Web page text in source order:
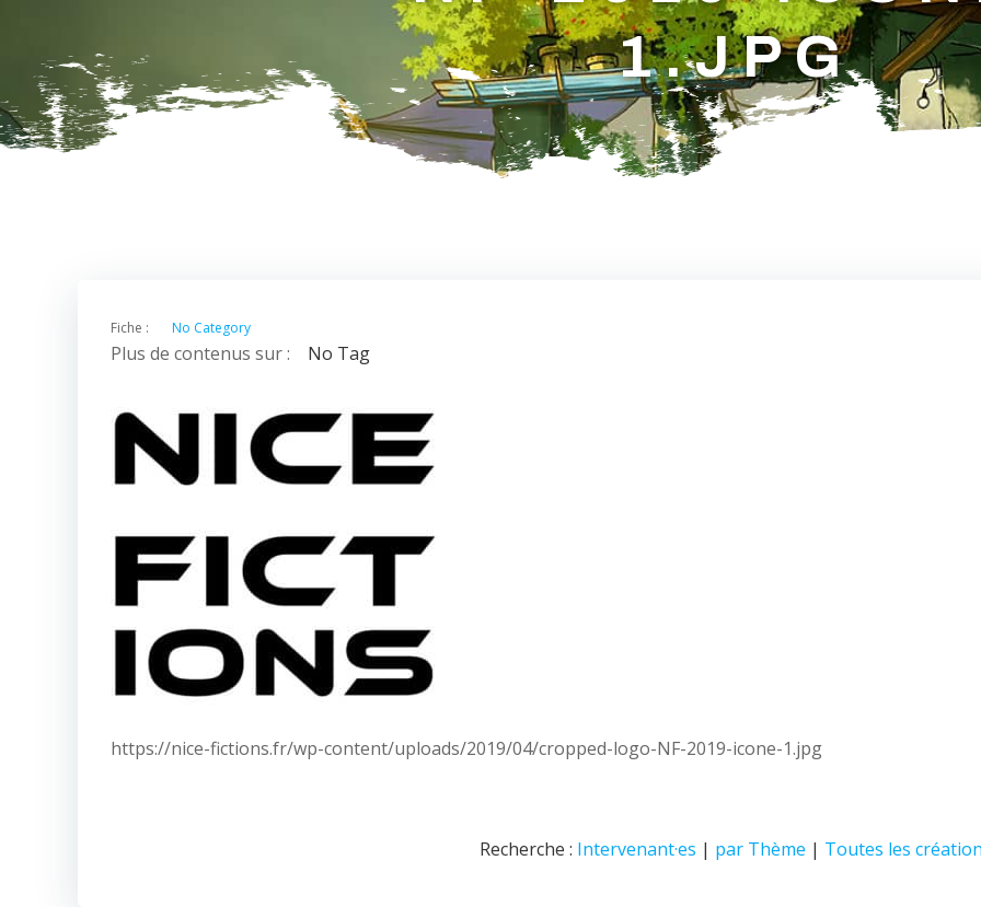
1.JPG
Fiche : No Category
Plus de contenus sur : No Tag
https://nice-fictions.fr/wp-content/uploads/2019/04/cropped-logo-NF-2019-icone-1.jpg
Recherche : Intervenant·es | par Thème | Toutes les